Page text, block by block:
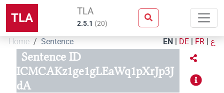
TLA TLA
2.5.1 (20)
Home Sentence EN | DE | FR | ع
Sentence ID
ICMCAKz1ge1gLEaWq1pXrJp3J
dA